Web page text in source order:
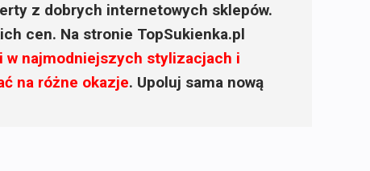
z dobrych internetowych sklepów.
cen. Na stronie TopSukienka.pl
w najmodniejszych stylizacjach i
na różne okazje. Upoluj sama nową